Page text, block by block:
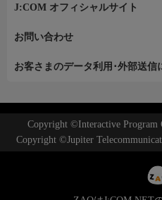
J:COM オフィシャルサイト
お問い合わせ
お客さまのデータ利用･外部送信
Copyright ©Interactive Program
Copyright ©Jupiter